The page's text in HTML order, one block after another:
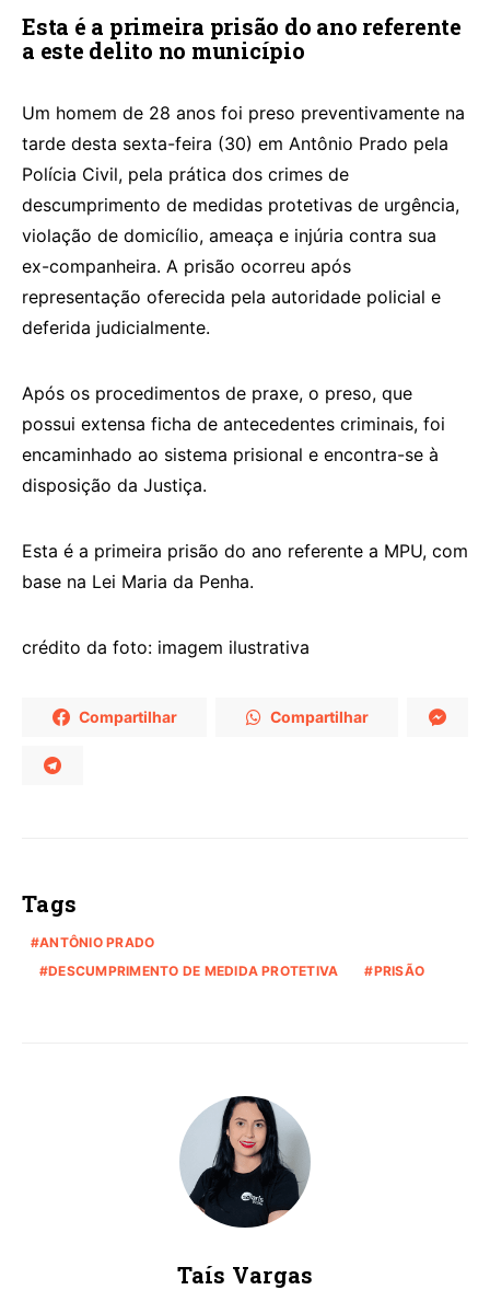
Esta é a primeira prisão do ano referente
a este delito no município
Um homem de 28 anos foi preso preventivamente na
tarde desta sexta-feira (30) em Antônio Prado pela
Polícia Civil, pela prática dos crimes de
descumprimento de medidas protetivas de urgência,
violação de domicílio, ameaça e injúria contra sua
ex-companheira. A prisão ocorreu após
representação oferecida pela autoridade policial e
deferida judicialmente.
Após os procedimentos de praxe, o preso, que
possui extensa ficha de antecedentes criminais, foi
encaminhado ao sistema prisional e encontra-se à
disposição da Justiça.
Esta é a primeira prisão do ano referente a MPU, com
base na Lei Maria da Penha.
crédito da foto: imagem ilustrativa
Compartilhar Compartilhar
Tags
ANTÔNIO PRADO
DESCUMPRIMENTO DE MEDIDA PROTETIVA
PRISÃO
Taís Vargas